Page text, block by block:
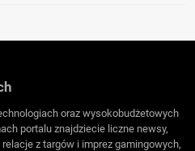
oraz wysokobudżetowych
portalu znajdziecie liczne newsy,
z targów i imprez gamingowych,